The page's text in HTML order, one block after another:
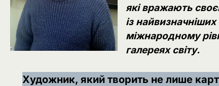
які вражають
із
міжнародному
галереях світу.
Художник, який творить не лише